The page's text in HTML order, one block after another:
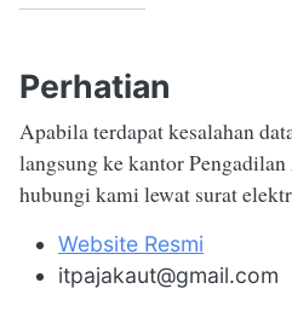
Perhatian
Apabila terdapat kesalahan
langsung ke kantor
hubungi kami lewat surat
Website Resmi
itpajakaut@gmail.com